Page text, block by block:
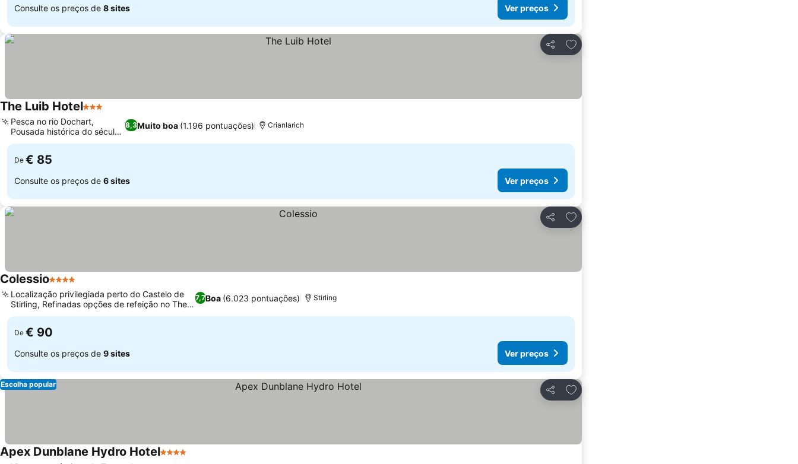
Consulte os preços de 8 sites Ver preços
Partilhar
Adicionar aos favoritos
The Luib Hotel3 Estrelas
8,3Muito boa (1.196 pontuações)
Pesca no rio Dochart,
Pousada histórica do século
XVII
Crianlarich
De € 85
Consulte os preços de 6 sites Ver preços
Partilhar
Adicionar aos favoritos
Colessio4 Estrelas
7,7Boa (6.023 pontuações)
Localização privilegiada perto do Castelo de
Stirling, Refinadas opções de refeição no The
Grill Room
Stirling
De € 90
Consulte os preços de 9 sites Ver preços
Partilhar
Adicionar aos favoritos
Escolha popular
Apex Dunblane Hydro Hotel4 Estrelas